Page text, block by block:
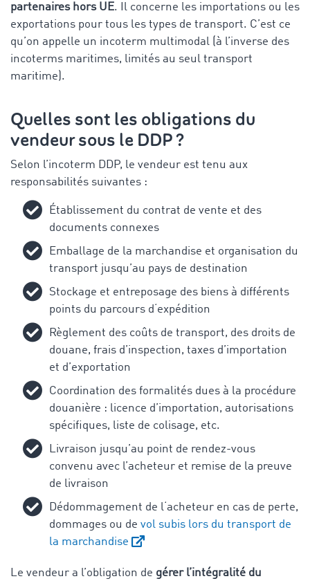
partenaires hors UE. Il concerne les importations ou les
exportations pour tous les types de transport. C’est ce
qu’on appelle un incoterm multimodal (à l’inverse des
incoterms maritimes, limités au seul transport
maritime).
Quelles sont les obligations du
vendeur sous le DDP ?
Selon l’incoterm DDP, le vendeur est tenu aux
responsabilités suivantes :
Établissement du contrat de vente et des
documents connexes
Emballage de la marchandise et organisation du
transport jusqu’au pays de destination
Stockage et entreposage des biens à différents
points du parcours d‘expédition
Règlement des coûts de transport, des droits de
douane, frais d’inspection, taxes d’importation
et d’exportation
Coordination des formalités dues à la procédure
douanière : licence d’importation, autorisations
spécifiques, liste de colisage, etc.
Livraison jusqu’au point de rendez-vous
convenu avec l’acheteur et remise de la preuve
de livraison
Dédommagement de l‘acheteur en cas de perte,
dommages ou de vol subis lors du transport de
la marchandise
Le vendeur a l’obligation de gérer l’intégralité du